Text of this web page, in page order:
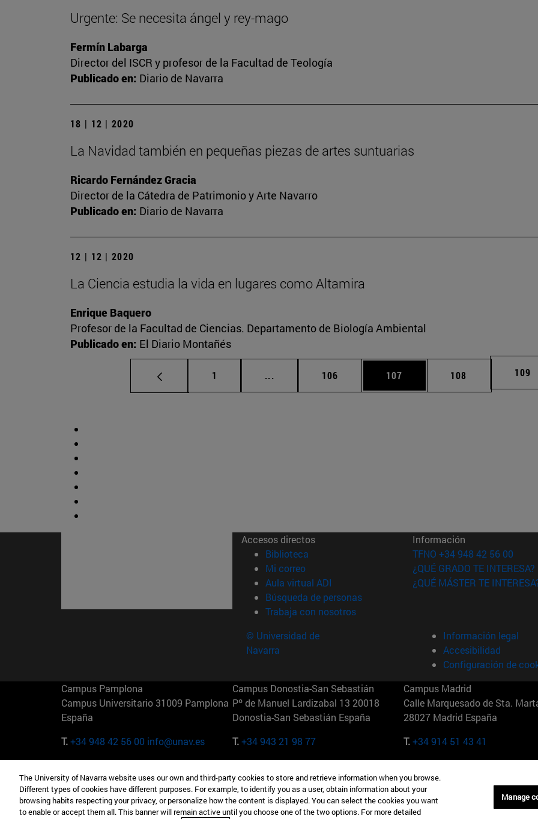
Urgente: Se necesita ángel y rey-mago
Fermín Labarga
Director del ISCR y profesor de la Facultad de Teología
Publicado en: Diario de Navarra
18 | 12 | 2020
La Navidad también en pequeñas piezas de artes suntuarias
Ricardo Fernández Gracia
Director de la Cátedra de Patrimonio y Arte Navarro
Publicado en: Diario de Navarra
12 | 12 | 2020
La Ciencia estudia la vida en lugares como Altamira
Enrique Baquero
Profesor de la Facultad de Ciencias. Departamento de Biología Ambiental
Publicado en: El Diario Montañés
Página
1 ... Páginas intermedias Use TAB para desplazarse.
Página
106 Página
107 Página
108 109
Accesos directos
Biblioteca (abre en nueva ventana)
Mi correo(abre en nueva ventana)
Aula virtual ADI (abre en nueva ventana)
Búsqueda de personas(abre en nueva ventana)
Trabaja con nosotros(abre en nueva ventana)
Información
TFNO +34 948 42 56 00
¿QUÉ GRADO TE INTERESA?
¿QUÉ MÁSTER TE
© Universidad de
Navarra
Información legal
Accesibilidad
Configuración de
Campus Pamplona
Campus Universitario 31009 Pamplona
España
T.+34 948 42 56 00 info@unav.es
Campus Donostia-San Sebastián
Pº de Manuel Lardizabal 13 20018
Donostia-San Sebastián España
T.+34 943 21 98 77
Campus Madrid
Calle Marquesado de Sta.
28027 Madrid España
T.+34 914 51 43 41
Camino del Cerro Águila 3 28023
Madrid España
165 W 57th St 10019-2201 Nueva York
EE.UU
Maria-Theresia-Straße 15 81675
Múnich Alemania
The University of Navarra website uses our own and third-party cookies to store and retrieve information when you browse.
Different types of cookies have different purposes. For example, to identify you as a user, obtain information about your
browsing habits respecting your privacy, or personalize how the content is displayed. You can select the cookies you want
to enable or accept them all. This banner will remain active until you choose one of the two options. For more detailed
Manage